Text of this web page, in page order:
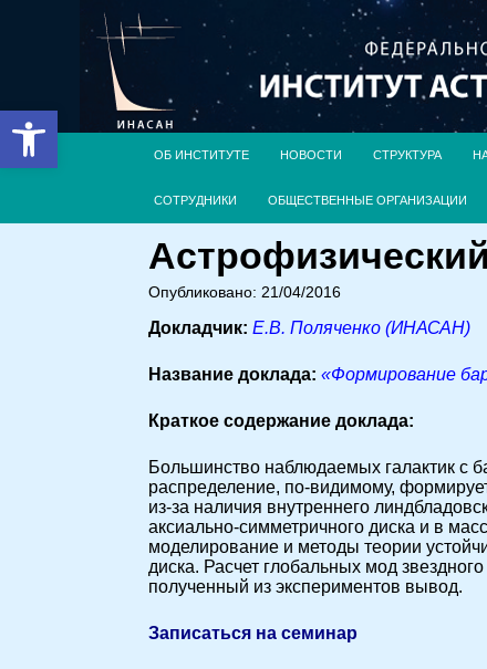
Открыть панель инструментов
ОБ ИНСТИТУТЕ НОВОСТИ СТРУКТУРА
СОТРУДНИКИ ОБЩЕСТВЕННЫЕ ОРГАНИЗАЦИИ
Опубликовано: 21/04/2016
Докладчик: Е.В. Поляченко (ИНАСАН)
Название доклада: «Формирование
Краткое содержание доклада:
Большинство наблюдаемых галактик с
распределение, по-видимому,
из-за наличия внутреннего
аксиально-симметричного диска и в
моделирование и методы теории
диска. Расчет глобальных мод
полученный из экспериментов вывод.
Записаться на семинар